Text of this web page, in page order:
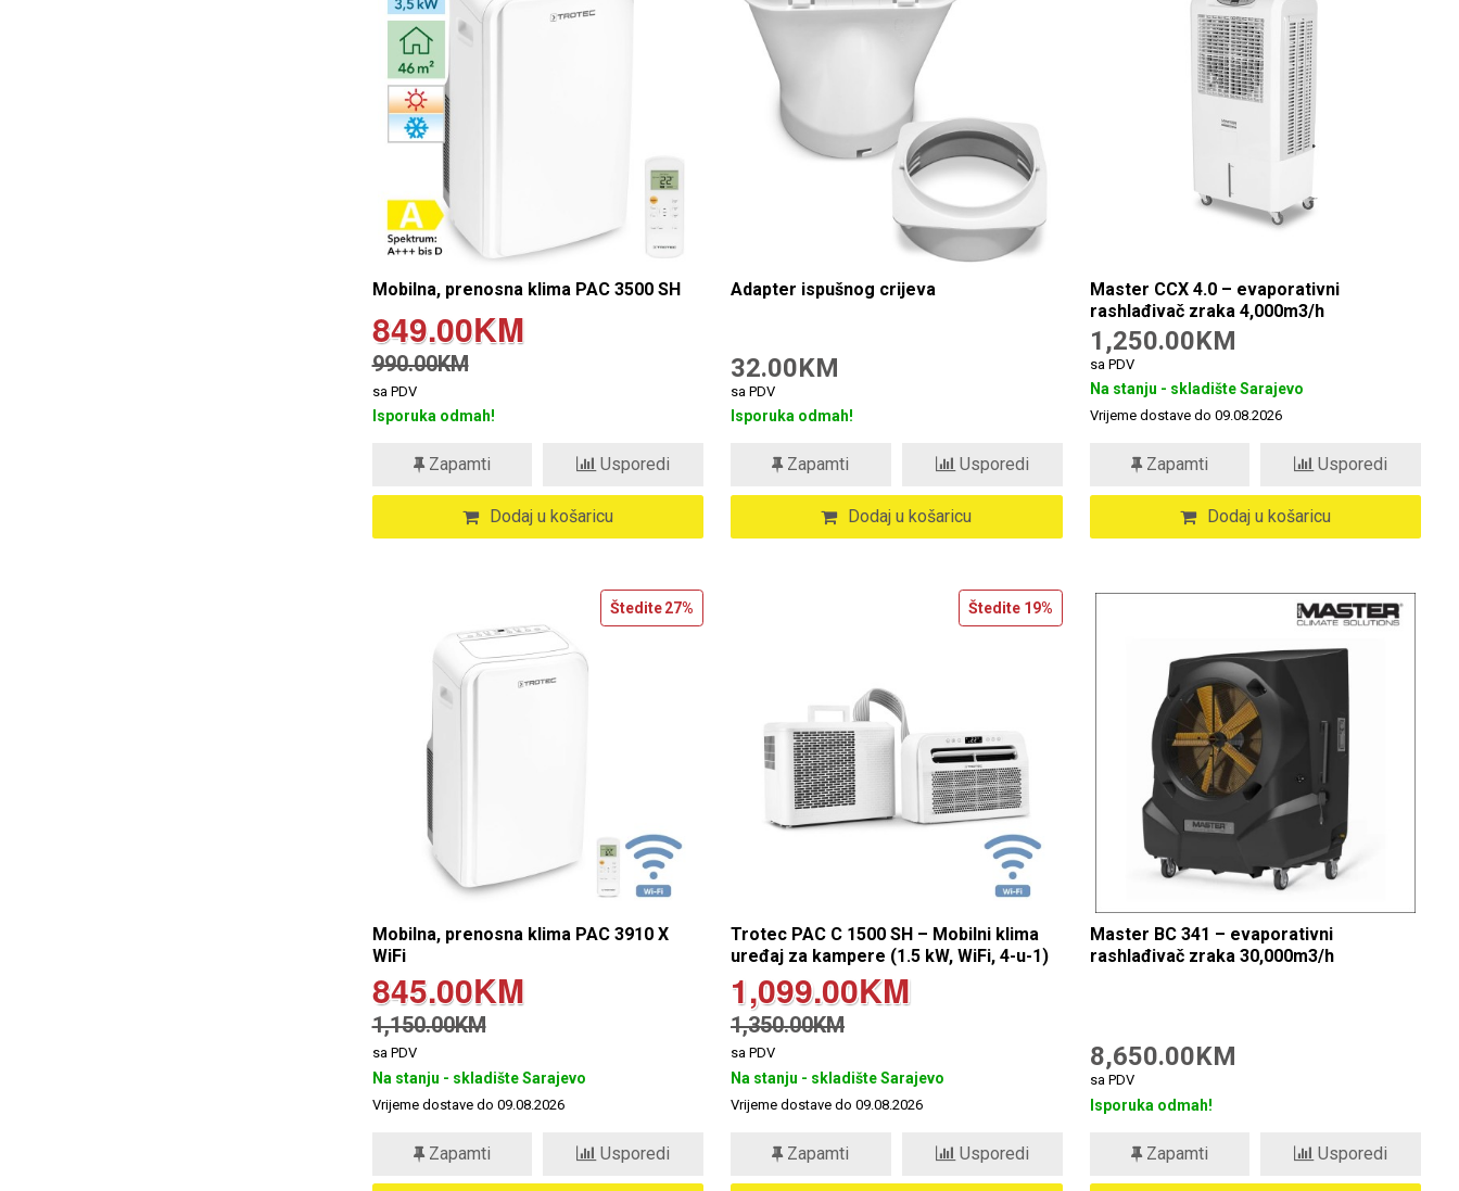
Mobilna, prenosna klima PAC 3500 SH
849.00KM
990.00KM
sa PDV
Isporuka odmah!
Zapamti Usporedi
Dodaj u košaricu
Adapter ispušnog crijeva
32.00KM
sa PDV
Isporuka odmah!
Zapamti Usporedi
Dodaj u košaricu
Master CCX 4.0 – evaporativni
rashlađivač zraka 4,000m3/h
1,250.00KM
sa PDV
Na stanju - skladište Sarajevo
Vrijeme dostave do 09.08.2026
Zapamti Usporedi
Dodaj u košaricu
Štedite 27%
Mobilna, prenosna klima PAC 3910 X
WiFi
845.00KM
1,150.00KM
sa PDV
Na stanju - skladište Sarajevo
Vrijeme dostave do 09.08.2026
Zapamti Usporedi
Štedite 19%
Trotec PAC C 1500 SH – Mobilni klima
uređaj za kampere (1.5 kW, WiFi, 4-u-1)
1,099.00KM
1,350.00KM
sa PDV
Na stanju - skladište Sarajevo
Vrijeme dostave do 09.08.2026
Zapamti Usporedi
Master BC 341 – evaporativni
rashlađivač zraka 30,000m3/h
8,650.00KM
sa PDV
Isporuka odmah!
Zapamti Usporedi